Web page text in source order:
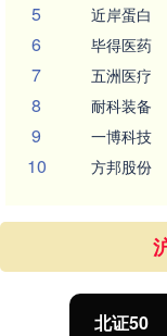
5 近岸蛋白
6 毕得医药
7 五洲医疗
8 耐科装备
9 一博科技
10 方邦股份
北证50